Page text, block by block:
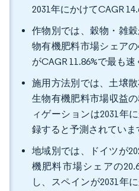
2031年にかけてCAGR
作物別では、穀物・雑
物有機肥料市場シェア
がCAGR 11.86%で最も
施用方法別では、土壌
生物有機肥料市場収益
ィゲーションは2031年
録すると予測されていま
地域別では、ドイツが
機肥料市場シェアの
し、スペインが2031年